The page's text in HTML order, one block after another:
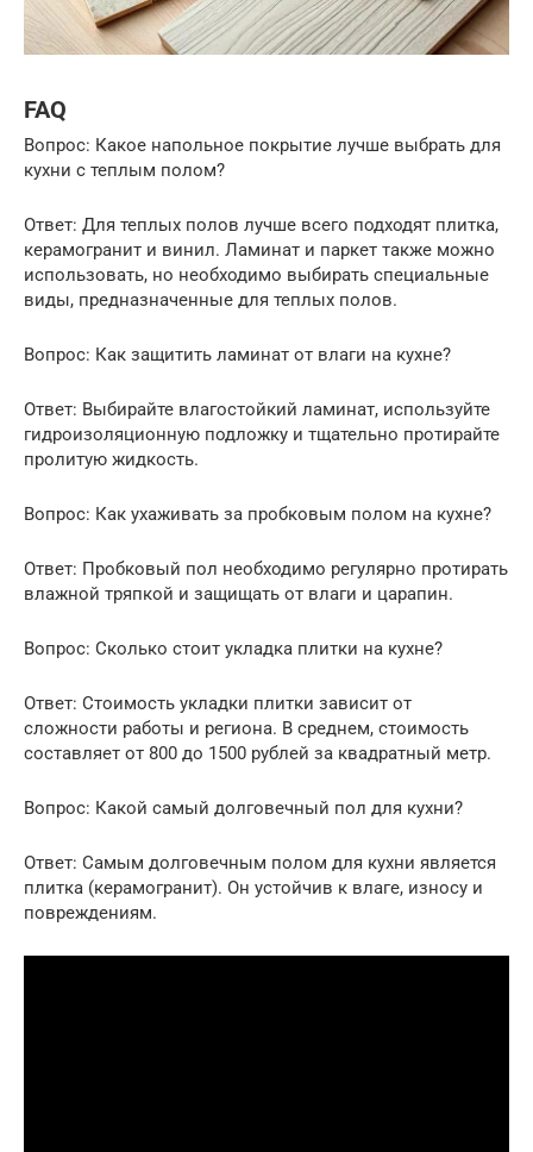
FAQ
Вопрос: Какое напольное покрытие лучше выбрать для
кухни с теплым полом?
Ответ: Для теплых полов лучше всего подходят плитка,
керамогранит и винил. Ламинат и паркет также можно
использовать, но необходимо выбирать специальные
виды, предназначенные для теплых полов.
Вопрос: Как защитить ламинат от влаги на кухне?
Ответ: Выбирайте влагостойкий ламинат, используйте
гидроизоляционную подложку и тщательно протирайте
пролитую жидкость.
Вопрос: Как ухаживать за пробковым полом на кухне?
Ответ: Пробковый пол необходимо регулярно протирать
влажной тряпкой и защищать от влаги и царапин.
Вопрос: Сколько стоит укладка плитки на кухне?
Ответ: Стоимость укладки плитки зависит от
сложности работы и региона. В среднем, стоимость
составляет от 800 до 1500 рублей за квадратный метр.
Вопрос: Какой самый долговечный пол для кухни?
Ответ: Самым долговечным полом для кухни является
плитка (керамогранит). Он устойчив к влаге, износу и
повреждениям.